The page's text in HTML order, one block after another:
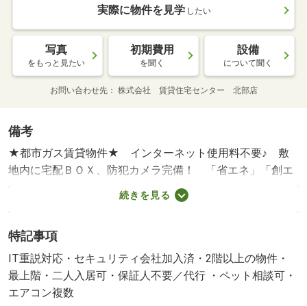
実際に物件を見学 したい
写真
をもっと見たい
初期費用
を聞く
設備
について聞く
お問い合わせ先 株式会社 賃貸住宅センター 北部店
備考
★都市ガス賃貸物件★ インターネット使用料不要♪ 敷
地内に宅配ＢＯＸ、防犯カメラ完備！ 「省エネ」「創エ
ネ」「断熱」のＺＥＨ採用☆ 一坪風呂、追い焚き、浴室
乾燥機、Ｗ－ＣＬ、システムキッチンなど設備充実♪ セキ
★家具家電レンタル利用可★ 図面や設備が現況と異なる
場合、現況優先と致します。 別途月額費用：ｒｕｕｍサ
ポート１，９８０円 更新事務手数料：２２，０００円
美装代：９０，０００円 保証会社：利用必須 保証委託
続きを見る
特記事項
IT重説対応・セキュリティ会社加入済・2階以上の物件・
最上階・二人入居可・保証人不要／代行 ・ペット相談可・
エアコン複数